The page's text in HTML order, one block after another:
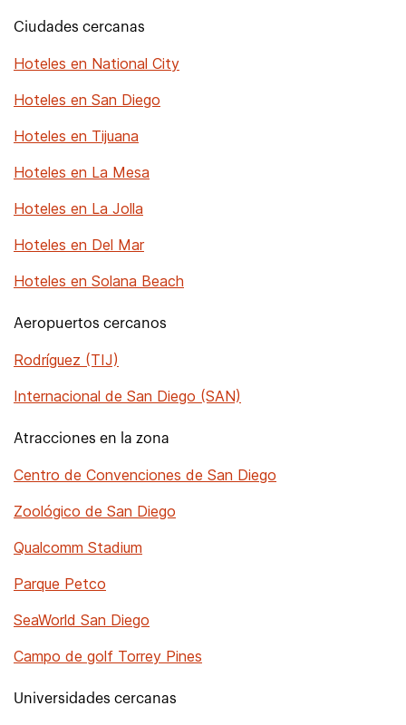
Ciudades cercanas
Hoteles en National City
Hoteles en San Diego
Hoteles en Tijuana
Hoteles en La Mesa
Hoteles en La Jolla
Hoteles en Del Mar
Hoteles en Solana Beach
Aeropuertos cercanos
Rodríguez (TIJ)
Internacional de San Diego (SAN)
Atracciones en la zona
Centro de Convenciones de San Diego
Zoológico de San Diego
Qualcomm Stadium
Parque Petco
SeaWorld San Diego
Campo de golf Torrey Pines
Universidades cercanas